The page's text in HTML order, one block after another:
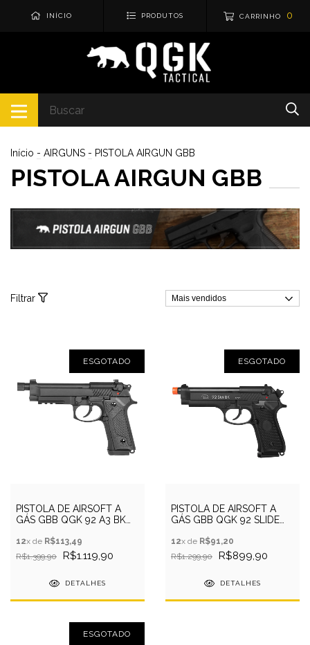
INÍCIO PRODUTOS CARRINHO 0
Início - AIRGUNS - PISTOLA AIRGUN GBB
PISTOLA AIRGUN GBB
Filtrar
ESGOTADO
PISTOLA DE AIRSOFT A
GÁS GBB QGK 92 A3 BK
12x de R$113,49
R$1.399,90
R$1.119,90
DETALHES
ESGOTADO
PISTOLA DE AIRSOFT A
GÁS GBB QGK 92 SLIDE
12x de R$91,20
R$1.299,90
R$899,90
DETALHES
ESGOTADO